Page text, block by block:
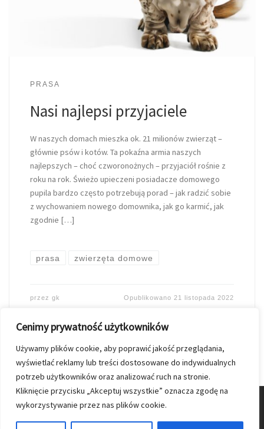
Cenimy prywatność użytkowników
Używamy plików cookie, aby poprawić jakość przeglądania,
wyświetlać reklamy lub treści dostosowane do indywidualnych
potrzeb użytkowników oraz analizować ruch na stronie.
Kliknięcie przycisku „Akceptuj wszystkie” oznacza zgodę na
wykorzystywanie przez nas plików cookie.
PRASA
Nasi najlepsi przyjaciele
W naszych domach mieszka ok. 21 milionów zwierząt –
głównie psów i kotów. Ta pokaźna armia naszych
najlepszych – choć czworonożnych – przyjaciół rośnie z
roku na rok. Świeżo upieczeni posiadacze domowego
pupila bardzo często potrzebują porad – jak radzić sobie
z wychowaniem nowego domownika, jak go karmić, jak
zgodnie […]
prasa zwierzęta domowe
przez gk Opublikowano 21 listopada 2022
© 2026 Nasz Kolporter – Wszelkie prawa zastrzezone